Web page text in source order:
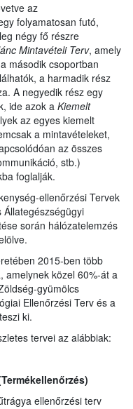
az
folyamatosan futó,
négy fő részre
Mintavételi Terv, amely
második csoportban
a harmadik rész
A negyedik rész egy
ide azok aKiemelt
az egyes kiemelt
a mintavételeket,
az összes
stb.)
foglalják.
ellenőrzési Tervek
során hálózatelemzés
2015-ben több
amelynek közel 60%-át a
gyümölcs
Ellenőrzési Terv és a
ki.
tervei az alábbiak:
ellenőrzési terv